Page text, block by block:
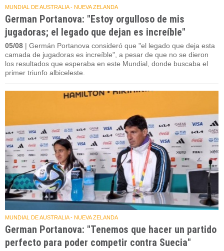
MUNDIAL DE AUSTRALIA - NUEVA ZELANDA
German Portanova: "Estoy orgulloso de mis
jugadoras; el legado que dejan es increíble"
05/08 | Germán Portanova consideró que "el legado que deja esta
camada de jugadoras es increíble", a pesar de que no se dieron
los resultados que esperaba en este Mundial, donde buscaba el
primer triunfo albiceleste.
MUNDIAL DE AUSTRALIA - NUEVA ZELANDA
German Portanova: "Tenemos que hacer un partido
perfecto para poder competir contra Suecia"